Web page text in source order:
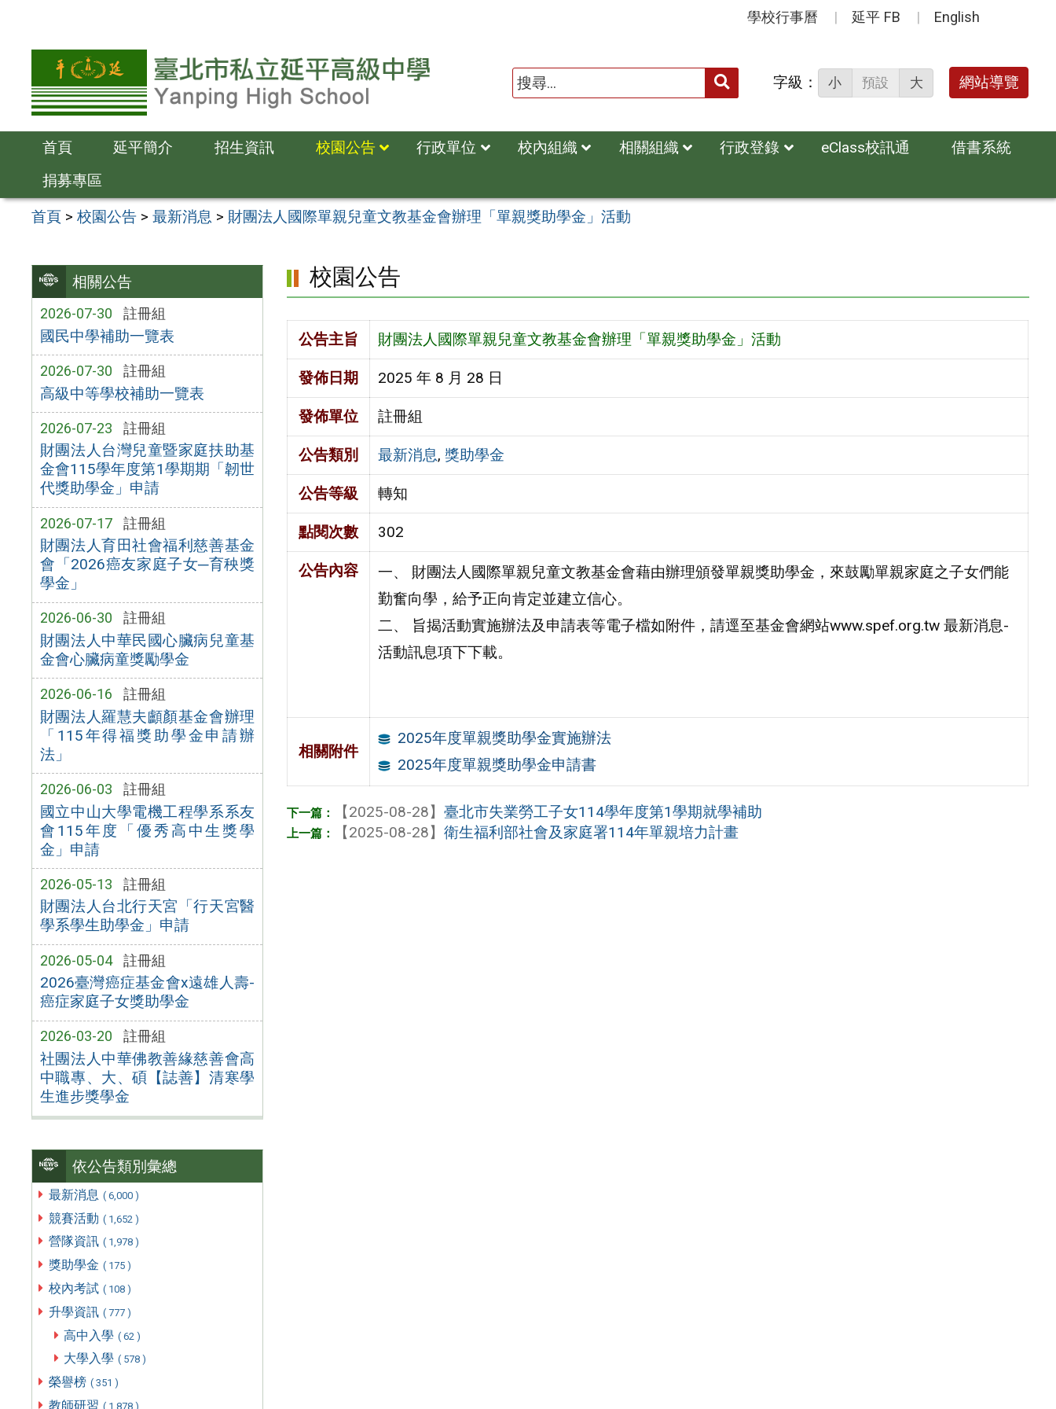
容
學校行事曆 延平 FB English
送出 字級： 小 預設 大 網站導覽
首頁 延平簡介 招生資訊 校園公告 行政單位 校內組織 相關組織 行政登錄 eClass校訊通
借書系統
捐募專區
首頁 >校園公告 >最新消息 > 財團法人國際單親兒童文教基金會辦理「單親獎助學金」活動
相關公告
2026-07-30 註冊組
國民中學補助一覽表
2026-07-30 註冊組
高級中等學校補助一覽表
2026-07-23 註冊組
財團法人台灣兒童暨家庭扶助基
金會115學年度第1學期期「韌世
代獎助學金」申請
2026-07-17 註冊組
財團法人育田社會福利慈善基金
會「2026癌友家庭子女─育秧獎
學金」
2026-06-30 註冊組
財團法人中華民國心臟病兒童基
金會心臟病童獎勵學金
2026-06-16 註冊組
財團法人羅慧夫顱顏基金會辦理
「115年得福獎助學金申請辦
法」
2026-06-03 註冊組
國立中山大學電機工程學系系友
會115年度「優秀高中生獎學
金」申請
2026-05-13 註冊組
財團法人台北行天宮「行天宮醫
學系學生助學金」申請
2026-05-04 註冊組
2026臺灣癌症基金會x遠雄人壽-
癌症家庭子女獎助學金
2026-03-20 註冊組
社團法人中華佛教善緣慈善會高
中職專、大、碩【誌善】清寒學
生進步獎學金
依公告類別彙總
最新消息 ( 6,000 )
競賽活動 ( 1,652 )
營隊資訊 ( 1,978 )
獎助學金 ( 175 )
校內考試 ( 108 )
升學資訊 ( 777 )
高中入學 ( 62 )
大學入學 ( 578 )
榮譽榜 ( 351 )
教師研習 ( 1,878 )
校園公告
公告主旨 財團法人國際單親兒童文教基金會辦理「單親獎助學金」活動
發佈日期 2025 年 8 月 28 日
發佈單位 註冊組
公告類別 最新消息, 獎助學金
公告等級 轉知
點閱次數 302
公告內容
一、 財團法人國際單親兒童文教基金會藉由辦理頒發單親獎助學金，來鼓勵單親家庭之子女們能
勤奮向學，給予正向肯定並建立信心。
二、 旨揭活動實施辦法及申請表等電子檔如附件，請逕至基金會網站www.spef.org.tw 最新消息-
活動訊息項下下載。
相關附件
2025年度單親獎助學金實施辦法
2025年度單親獎助學金申請書
【2025-08-28】臺北市失業勞工子女114學年度第1學期就學補助
【2025-08-28】衛生福利部社會及家庭署114年單親培力計畫